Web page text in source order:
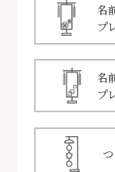
名
プ
名
プ